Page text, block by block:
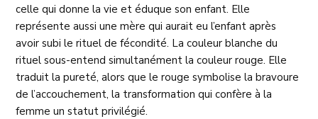
celle qui donne la vie et éduque son enfant. Elle
représente aussi une mère qui aurait eu l’enfant après
avoir subi le rituel de fécondité. La couleur blanche du
rituel sous-entend simultanément la couleur rouge. Elle
traduit la pureté, alors que le rouge symbolise la bravoure
de l’accouchement, la transformation qui confère à la
femme un statut privilégié.